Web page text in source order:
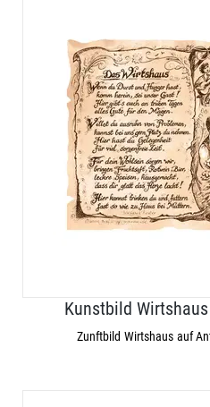
Kunstbild
Zunftbild Wirtshaus auf